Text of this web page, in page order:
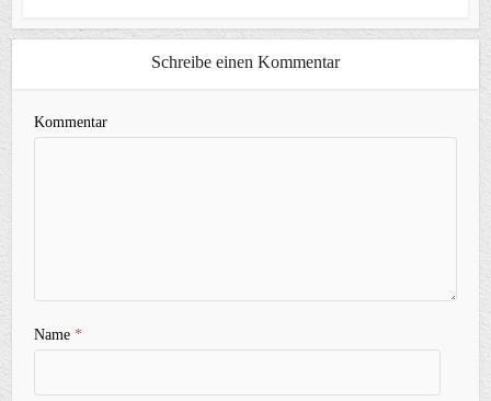
Schreibe einen Kommentar
Kommentar
Name*